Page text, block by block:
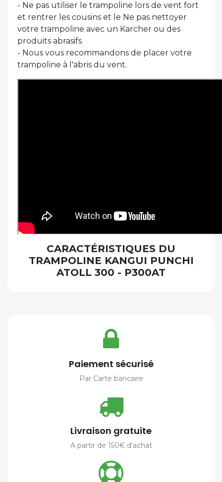
- Ne pas utiliser le trampoline lors de vent fort
et rentrer les cousins et le Ne pas nettoyer
votre trampoline avec un Karcher ou des
produits abrasifs
- Nous vous recommandons de placer votre
trampoline à l'abris du vent.
CARACTÉRISTIQUES DU
TRAMPOLINE KANGUI PUNCHI
ATOLL 300 - P300AT
Paiement sécurisé
Par Carte bancaire
Livraison gratuite
A partir de 150€ d'achat